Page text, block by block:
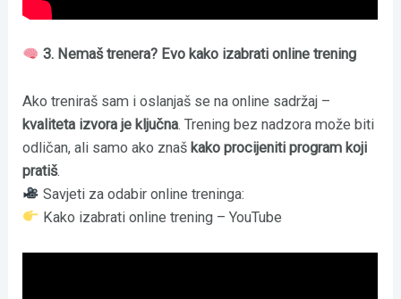
3. Nemaš trenera? Evo kako izabrati online trening
Ako treniraš sam i oslanjaš se na online sadržaj –
kvaliteta izvora je ključna. Trening bez nadzora može biti
odličan, ali samo ako znaš kako procijeniti program koji
pratiš.
Savjeti za odabir online treninga:
Kako izabrati online trening – YouTube